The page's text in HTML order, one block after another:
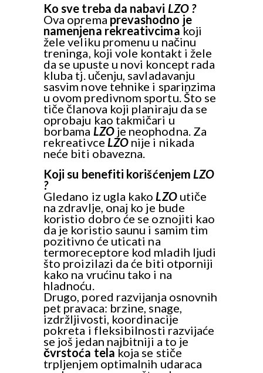
Ko sve treba da nabavi LZO ?
Ova oprema prevashodno je
namenjena rekreativcimakoji
žele veliku promenu u načinu
treninga, koji vole kontakt i žele
da se upuste u novi koncept rada
kluba tj. učenju, savladavanju
sasvim nove tehnike i sparinzima
u ovom predivnom sportu. Što se
tiče članova koji planiraju da se
oprobaju kao takmičari u
borbama LZOje neophodna. Za
rekreativce LZO nije i nikada
neće biti obavezna.
Koji su benefiti korišćenjem LZO
?
Gledano iz ugla kako LZOutiče
na zdravlje, onaj ko je bude
koristio dobro će se oznojiti kao
da je koristio saunu i samim tim
pozitivno će uticati na
termoreceptore kod mladih ljudi
što proizilazi da će biti otporniji
kako na vrućinu tako i na
hladnoću
Drugo, pored razvijanja osnovnih
pet pravaca: brzine, snage,
izdržljivosti, koordinacije
pokreta i fleksibilnosti razvijaće
se još jedan najbitniji a to je
čvrstoća tela koja se stiče
trpljenjem optimalnih udaraca